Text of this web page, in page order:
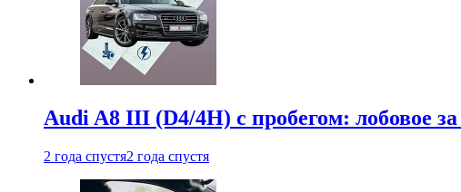
Audi A8 III (D4/4H) c пробегом: лобовое
2 года спустя2 года спустя